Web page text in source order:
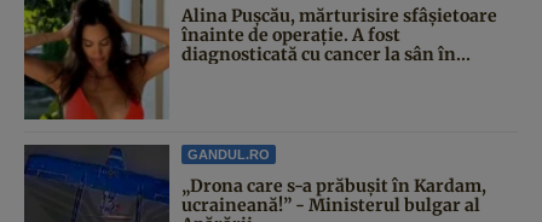
Alina Pușcău, mărturisire sfâșietoare
înainte de operație. A fost
diagnosticată cu cancer la sân în...
GANDUL.RO
„Drona care s-a prăbușit în Kardam,
ucraineană!” - Ministerul bulgar al